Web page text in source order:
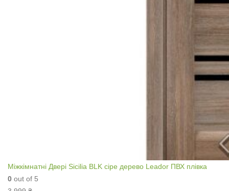
Міжкімнатні Двері Sicilia BLK сіре дерево Leador ПВХ плівка
0 out of 5